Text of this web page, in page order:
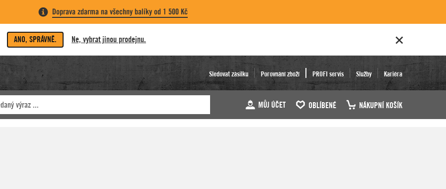
Doprava zdarma na všechny balíky od 1 500 Kč
ANO, SPRÁVNĚ. Ne, vybrat jinou prodejnu.
Sledovat zásilku Porovnání zboží PROFI servis Služby Kariéra
MŮJ ÚČET OBLÍBENÉ NÁKUPNÍ KOŠÍK